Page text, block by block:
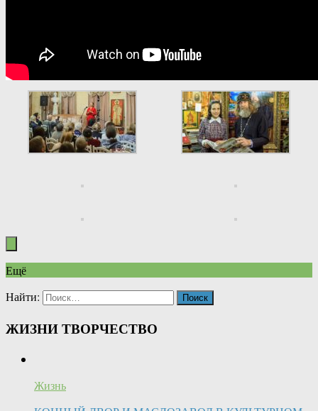
Ещё
Найти:
ЖИЗНИ ТВОРЧЕСТВО
Жизнь